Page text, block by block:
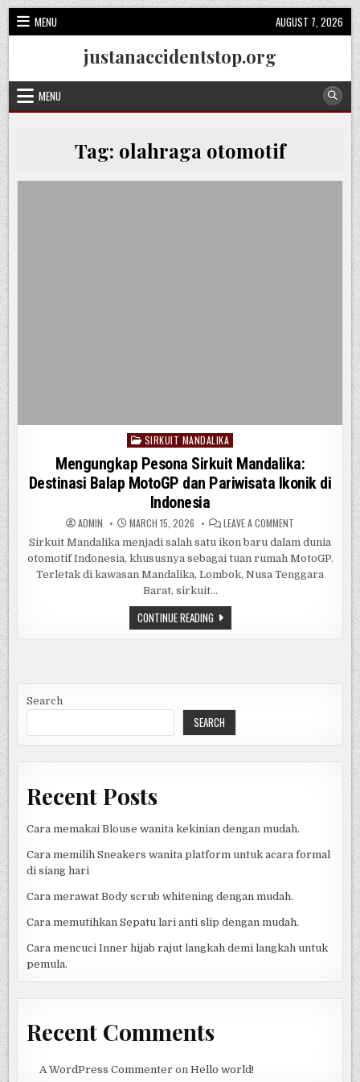
Skip
to
content
MENU AUGUST 7, 2026
justanaccidentstop.org
MENU
Tag: olahraga otomotif
Posted
SIRKUIT MANDALIKA
Mengungkap Pesona Sirkuit Mandalika:
Destinasi Balap MotoGP dan Pariwisata Ikonik di
Indonesia
ADMIN MARCH 15, 2026 LEAVE A COMMENT
PESONA
MANDALIKA:
DESTINASI
BALAP
INDONESIA
Sirkuit Mandalika menjadi salah satu ikon baru dalam dunia
otomotif Indonesia, khususnya sebagai tuan rumah MotoGP.
Terletak di kawasan Mandalika, Lombok, Nusa Tenggara
Barat, sirkuit…
CONTINUE READINGMENGUNGKAP
PESONA
SIRKUIT
DAN
IKONIK
DI
INDONESIA
Search
SEARCH
Recent Posts
Cara memakai Blouse wanita kekinian dengan mudah.
Cara memilih Sneakers wanita platform untuk acara formal
di siang hari
Cara merawat Body scrub whitening dengan mudah.
Cara memutihkan Sepatu lari anti slip dengan mudah.
Cara mencuci Inner hijab rajut langkah demi langkah untuk
pemula.
Recent Comments
A WordPress Commenter on Hello world!